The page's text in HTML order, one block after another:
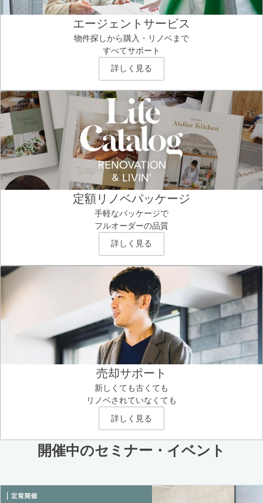
エージェントサービス
物件探しから購入・リノベまで
すべてサポート
詳しく見る
定額リノベパッケージ
手軽なパッケージで
フルオーダーの品質
詳しく見る
売却サポート
新しくても古くても
リノベされていなくても
詳しく見る
開催中のセミナー・イベント